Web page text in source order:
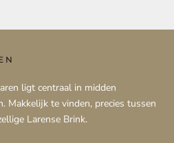
ligt centraal in midden
Makkelijk te vinden, precies tussen
Larense Brink.